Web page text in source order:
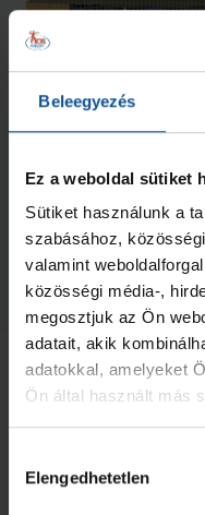
Beleegyezés
Ez a weboldal sütiket
Sütiket használunk a
szabásához,
valamint
közösségi média-,
megosztjuk az Ön
adatait, akik
adatokkal, amelyeket
Ön által használt más
kiválasztása
Elengedhetetlen
Megnézem az összeset
U15 2026. jún. 01.
Második helyen
U15-ösök